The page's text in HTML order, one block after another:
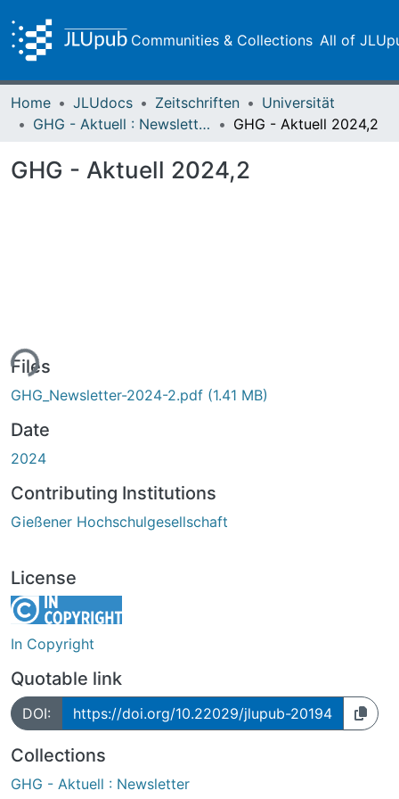
Communities & Collections All of
Home JLUdocs Zeitschriften
Universität
GHG - Aktuell : Newsletter
GHG - Aktuell 2024,2
GHG - Aktuell 2024,2
Files
GHG_Newsletter-2024-2.pdf (1.41 MB)
Date
2024
Contributing Institutions
Gießener Hochschulgesellschaft
License
In Copyright
Quotable link
DOI: https://doi.org/10.22029/jlupub-20194
Collections
GHG - Aktuell : Newsletter